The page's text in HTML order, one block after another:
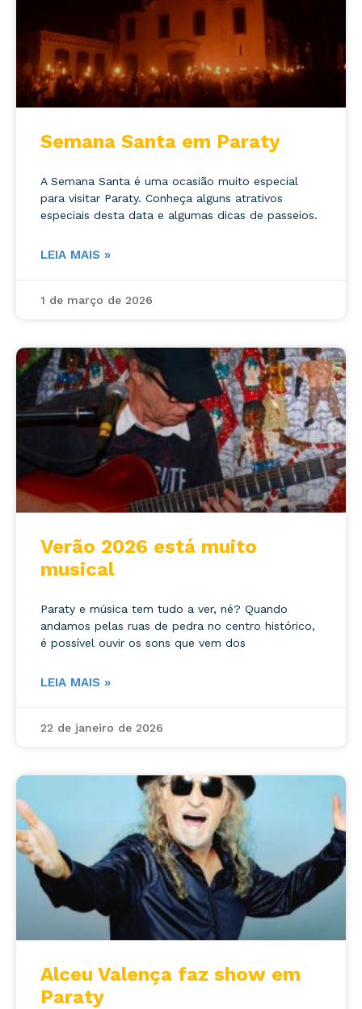
Semana Santa em Paraty
A Semana Santa é uma ocasião muito especial
para visitar Paraty. Conheça alguns atrativos
especiais desta data e algumas dicas de passeios.
LEIA MAIS »
1 de março de 2026
Verão 2026 está muito
musical
Paraty e música tem tudo a ver, né? Quando
andamos pelas ruas de pedra no centro histórico,
é possível ouvir os sons que vem dos
LEIA MAIS »
22 de janeiro de 2026
Alceu Valença faz show em
Paraty